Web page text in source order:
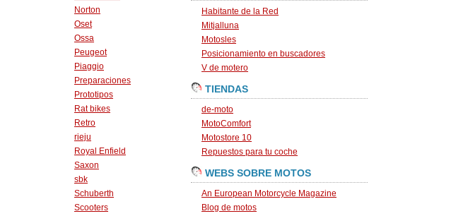
Norton
Oset
Ossa
Peugeot
Piaggio
Preparaciones
Prototipos
Rat bikes
Retro
rieju
Royal Enfield
Saxon
sbk
Schuberth
Scooters
Habitante de la Red
Mitjalluna
Motosles
Posicionamiento en buscadores
V de motero
TIENDAS
de-moto
MotoComfort
Motostore 10
Repuestos para tu coche
WEBS SOBRE MOTOS
An European Motorcycle Magazine
Blog de motos